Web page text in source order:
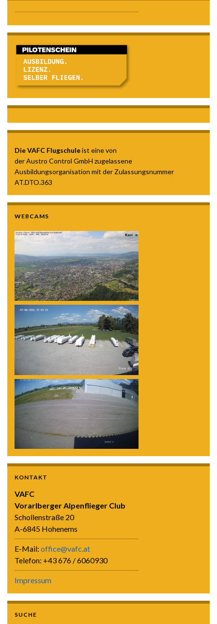
Die VAFC Flugschuleist eine von
der Austro Control GmbH zugelassene
Ausbildungsorganisation mit der Zulassungsnummer
AT.DTO.363
WEBCAMS
KONTAKT
VAFC
Vorarlberger Alpenflieger Club
Schollenstraße 20
A-6845 Hohenems
E-Mail: office@vafc.at
Telefon: +43 676 / 6060930
Impressum
SUCHE